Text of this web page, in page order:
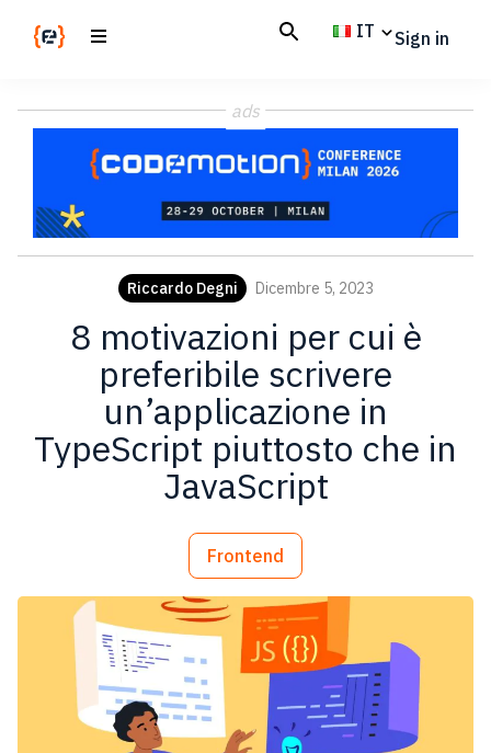
Magazine
code
IT Sign in
ads
Riccardo Degni Dicembre 5, 2023
8 motivazioni per cui è
preferibile scrivere
un’applicazione in
TypeScript piuttosto che in
JavaScript
Frontend